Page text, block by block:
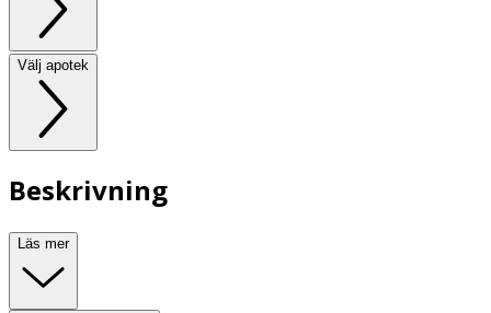
Välj apotek
Beskrivning
Läs mer